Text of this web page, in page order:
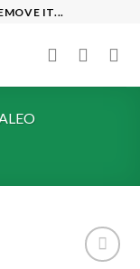
IT...